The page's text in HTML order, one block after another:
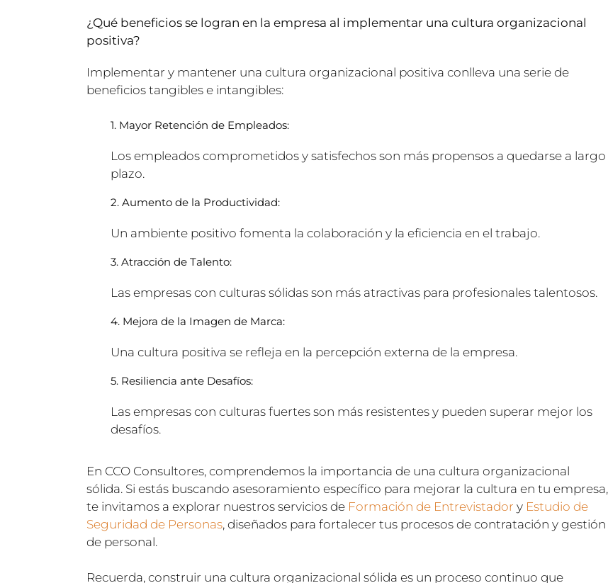
¿Qué beneficios se logran en la empresa al implementar una cultura organizacional
positiva?
Implementar y mantener una cultura organizacional positiva conlleva una serie de
beneficios tangibles e intangibles:
1. Mayor Retención de Empleados:
Los empleados comprometidos y satisfechos son más propensos a quedarse a largo
plazo.
2. Aumento de la Productividad:
Un ambiente positivo fomenta la colaboración y la eficiencia en el trabajo.
3. Atracción de Talento:
Las empresas con culturas sólidas son más atractivas para profesionales talentosos.
4. Mejora de la Imagen de Marca:
Una cultura positiva se refleja en la percepción externa de la empresa.
5. Resiliencia ante Desafíos:
Las empresas con culturas fuertes son más resistentes y pueden superar mejor los
desafíos.
En CCO Consultores, comprendemos la importancia de una cultura organizacional
sólida. Si estás buscando asesoramiento específico para mejorar la cultura en tu empresa,
te invitamos a explorar nuestros servicios de Formación de Entrevistador y Estudio de
Seguridad de Personas, diseñados para fortalecer tus procesos de contratación y gestión
de personal.
Recuerda, construir una cultura organizacional sólida es un proceso continuo que